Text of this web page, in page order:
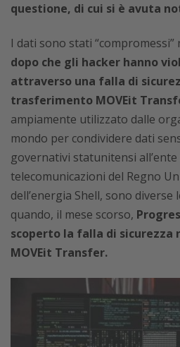
questione, di cui si è avuta
I dati sono stati “compromessi”
dopo che gli hacker hanno
attraverso una falla di
trasferimento MOVEit
ampiamente utilizzato dalle
mondo per condividere dati
governativi statunitensi
telecomunicazioni del Regno
dell’energia Shell, sono diverse
quando, il mese scorso,
scoperto la falla di sicurezza
MOVEit Transfer.